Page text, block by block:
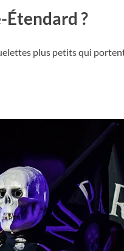
Étendard ?
plus petits qui